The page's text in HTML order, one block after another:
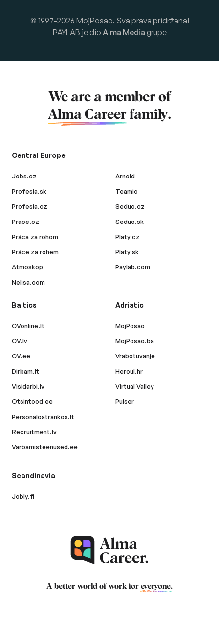
© 1997-2026 MojPosao. Sva prava pridržana!
PAYLAB je dio Alma Media grupe
We are a member of
Alma Career family.
Central Europe
Jobs.cz
Profesia.sk
Profesia.cz
Prace.cz
Práca za rohom
Práce za rohem
Atmoskop
Nelisa.com
Arnold
Teamio
Seduo.cz
Seduo.sk
Platy.cz
Platy.sk
Paylab.com
Baltics
CVonline.lt
CV.lv
CV.ee
Dirbam.lt
Visidarbi.lv
Otsintood.ee
Personaloatrankos.lt
Recruitment.lv
Varbamisteenused.ee
Adriatic
MojPosao
MojPosao.ba
Vrabotuvanje
Hercul.hr
Virtual Valley
Pulser
Scandinavia
Jobly.fi
A better world of work for everyone.